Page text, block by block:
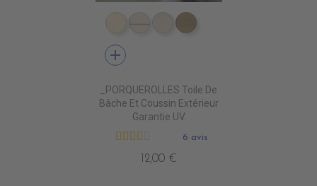
DD4010 DUNE
DD4020 SWIN CANVAS
DD4030 CANVAS
DD4040 BEIGE
add
_PORQUEROLLES Toile De
Bâche Et Coussin Extérieur
Garantie UV
6 avis
12,00 €